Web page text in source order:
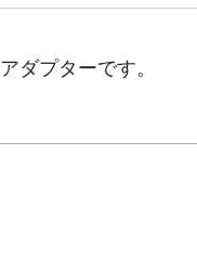
ダプターです。